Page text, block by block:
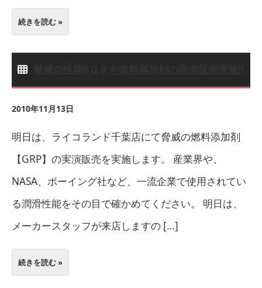
続きを読む »
2010年11月13日
明日は、ライコランド千葉店にて脅威の燃料添加剤
【GRP】の実演販売を実施します。 産業界や、
NASA、ボーイング社など、一流企業で使用されてい
る潤滑性能をその目で確かめてください。 明日は、
メーカースタッフが来店しますの […]
続きを読む »